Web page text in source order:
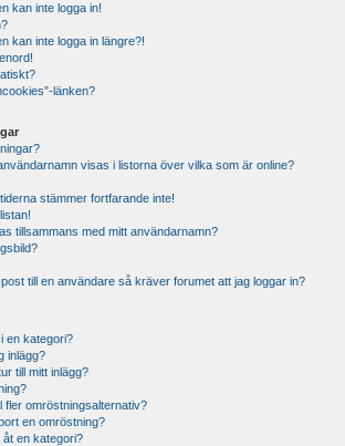
kan inte logga in!
kan inte logga in längre?!
länken?
visas i listorna över vilka som är online?
stämmer fortfarande inte!
tillsammans med mitt användarnamn?
till en användare så kräver forumet att jag loggar in?
en kategori?
inlägg?
till mitt inlägg?
fler omröstningsalternativ?
en omröstning?
åt en kategori?